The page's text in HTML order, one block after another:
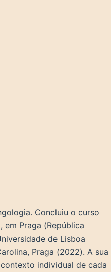
Concluiu o curso
em Praga (República
de Lisboa
Praga (2022). A sua
individual de cada